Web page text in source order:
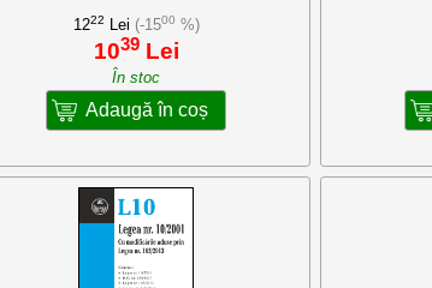
1222 Lei (-1500 %)
1039Lei
În stoc
Adaugă în coș